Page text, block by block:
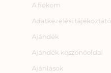
A fiókom
Adatkezelési tájékoztató
Ajándék
Ajándék köszönőoldal
Ajánlások